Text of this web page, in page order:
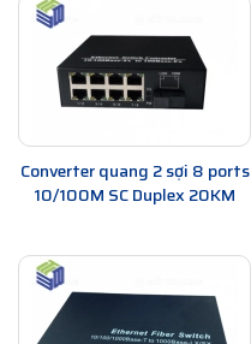
Converter quang 2 sợi 8 ports
10/100M SC Duplex 20KM